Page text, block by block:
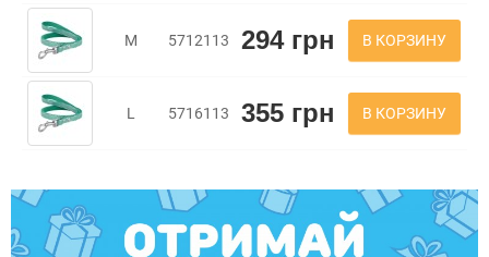
M 5712113 294 грн В КОРЗИНУ
L 5716113 355 грн В КОРЗИНУ